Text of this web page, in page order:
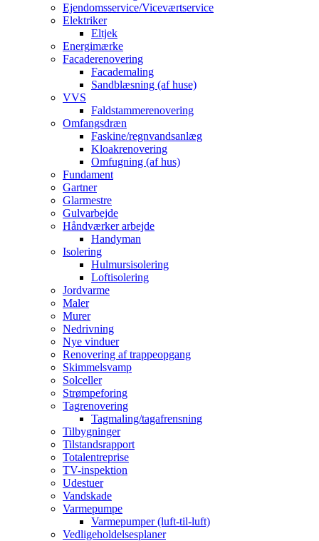
Ejendomsservice/Viceværtservice
Elektriker
Eltjek
Energimærke
Facaderenovering
Facademaling
Sandblæsning (af huse)
VVS
Faldstammerenovering
Omfangsdræn
Faskine/regnvandsanlæg
Kloakrenovering
Omfugning (af hus)
Fundament
Gartner
Glarmestre
Gulvarbejde
Håndværker arbejde
Handyman
Isolering
Hulmursisolering
Loftisolering
Jordvarme
Maler
Murer
Nedrivning
Nye vinduer
Renovering af trappeopgang
Skimmelsvamp
Solceller
Strømpeforing
Tagrenovering
Tagmaling/tagafrensning
Tilbygninger
Tilstandsrapport
Totalentreprise
TV-inspektion
Udestuer
Vandskade
Varmepumpe
Varmepumper (luft-til-luft)
Vedligeholdelsesplaner